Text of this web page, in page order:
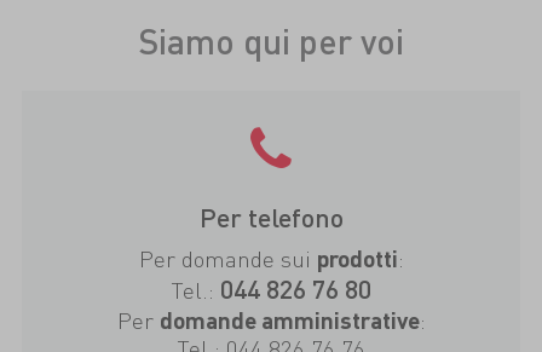
Siamo qui per voi
Per telefono
Per domande sui prodotti:
Tel.: 044 826 76 80
Per domande amministrative: